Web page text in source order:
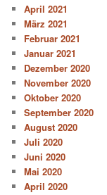
April 2021
März 2021
Februar 2021
Januar 2021
Dezember 2020
November 2020
Oktober 2020
September 2020
August 2020
Juli 2020
Juni 2020
Mai 2020
April 2020